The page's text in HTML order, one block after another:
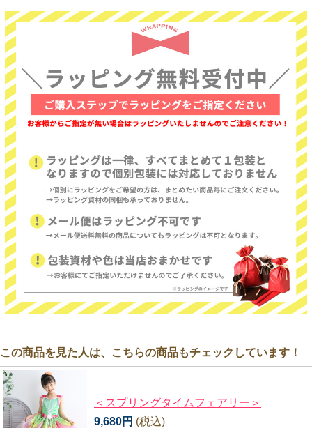
この商品を見た人は、こちらの商品もチェックしています！
＜スプリングタイムフェアリー＞
9,680円 (税込)